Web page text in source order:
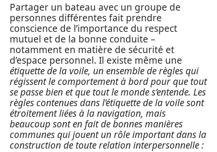
Partager un bateau avec un groupe de
personnes différentes fait prendre
conscience de l’importance du respect
mutuel et de la bonne conduite –
notamment en matière de sécurité et
d’espace personnel. Il existe même une
étiquette de la voile, un ensemble de règles qui
régissent le comportement à bord pour que tout
se passe bien et que tout le monde s’entende. Les
règles contenues dans l’étiquette de la voilesont
étroitement liées à la navigation, mais
beaucoup sont en fait de bonnes manières
communes qui jouent un rôle important dans la
construction de toute relation interpersonnelle :